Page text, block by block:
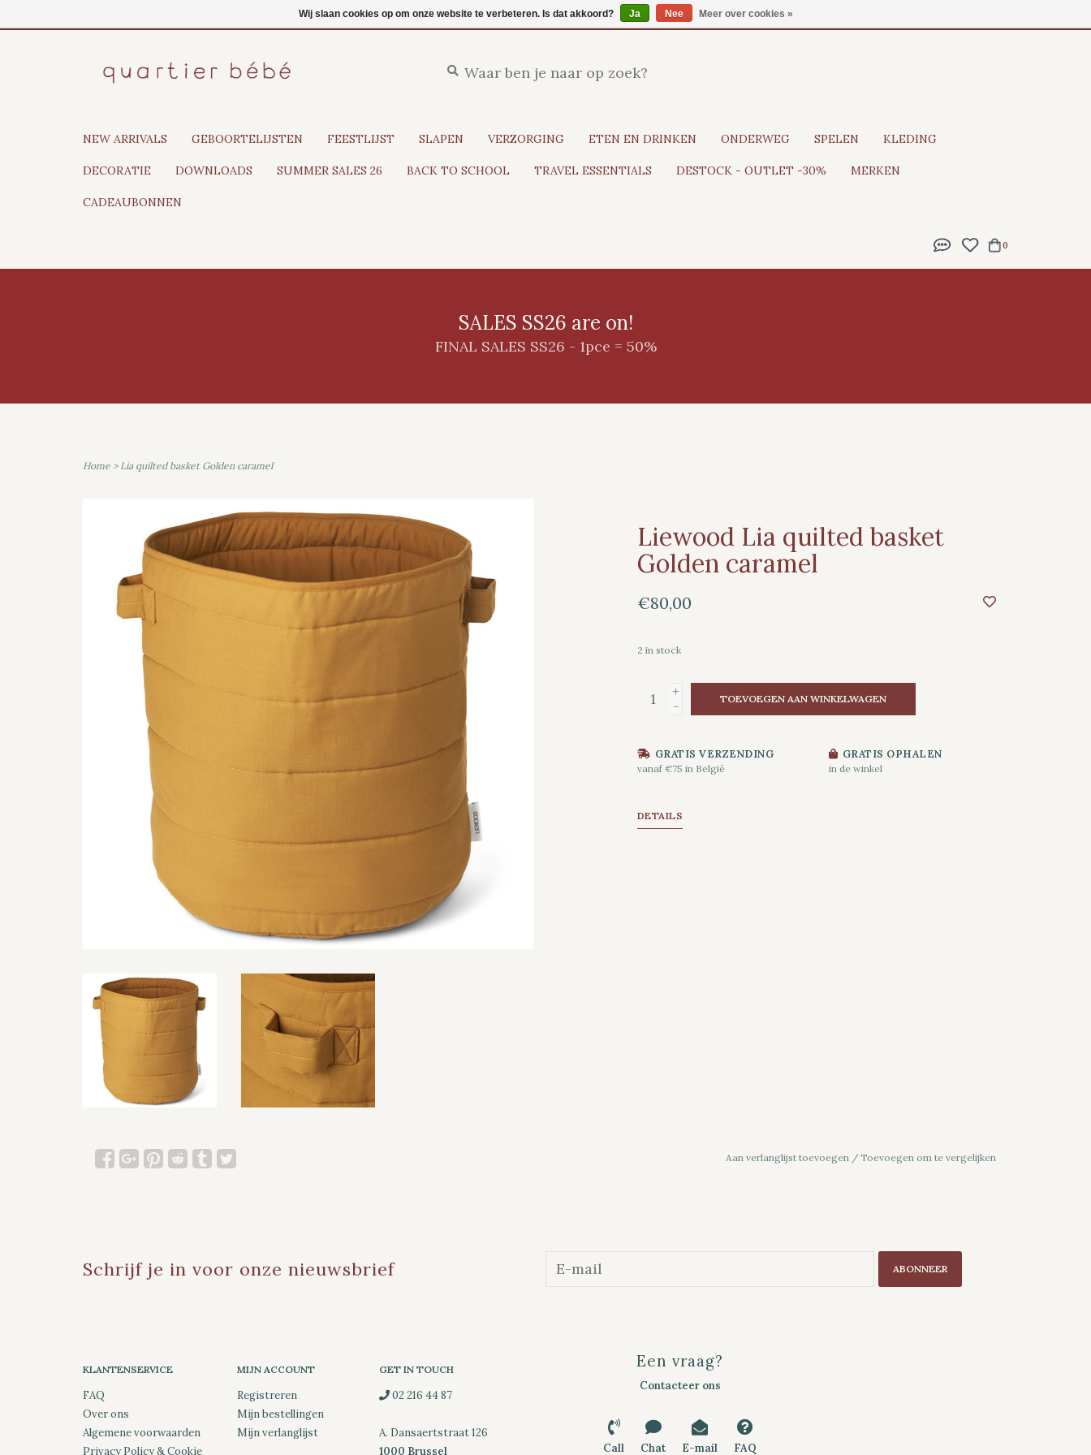
NEW ARRIVALS GEBOORTELIJSTEN FEESTLIJST SLAPEN VERZORGING ETEN EN DRINKEN ONDERWEG SPELEN KLEDING
DECORATIE DOWNLOADS SUMMER SALES 26 BACK TO SCHOOL TRAVEL ESSENTIALS DESTOCK - OUTLET -30% MERKEN
CADEAUBONNEN
0
SALES SS26 are on!
FINAL SALES SS26 - 1pce = 50%
Home > Lia quilted basket Golden caramel
Liewood Lia quilted basket
Golden caramel
€80,00
2 in stock
+
- TOEVOEGEN AAN WINKELWAGEN
GRATIS VERZENDING
vanaf €75 in België
GRATIS OPHALEN
in de winkel
DETAILS
Aan verlanglijst toevoegen / Toevoegen om te vergelijken
Schrijf je in voor onze nieuwsbrief ABONNEER
KLANTENSERVICE
FAQ
Over ons
Algemene voorwaarden
Privacy Policy & Cookie
MIJN ACCOUNT
Registreren
Mijn bestellingen
Mijn verlanglijst
GET IN TOUCH
02 216 44 87
A. Dansaertstraat 126
1000 Brussel
Een vraag?
Contacteer ons
Call Chat E-mail FAQ
Wij slaan cookies op om onze website te verbeteren. Is dat akkoord? Ja Nee Meer over cookies »